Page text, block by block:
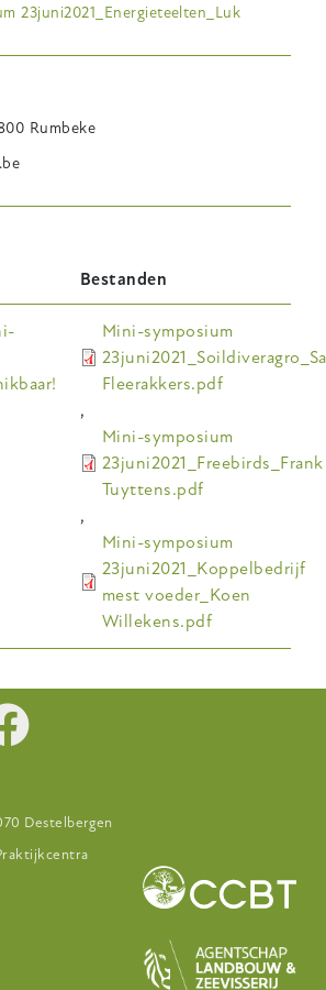
23juni2021_Energieteelten_Luk
Rumbeke
Bestanden
Mini-symposium
Fleerakkers.pdf
,
Mini-symposium
23juni2021_Freebirds_Frank
Tuyttens.pdf
,
Mini-symposium
23juni2021_Koppelbedrijf
mest voeder_Koen
Willekens.pdf
Destelbergen